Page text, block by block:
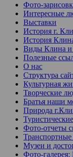
Фото-
Интересные
Выставки
История г.
История
Виды Клина и
Полезные
О нас
Структура
Культурная
Творческие
Братья наши
Природа
Фото-отчеты
Транспортные
Музеи и
Фото-галерея: